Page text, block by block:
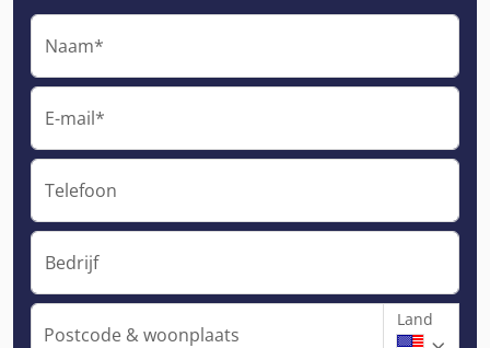
Naam*
E-mail*
Telefoon
Bedrijf
Postcode & woonplaats
Land